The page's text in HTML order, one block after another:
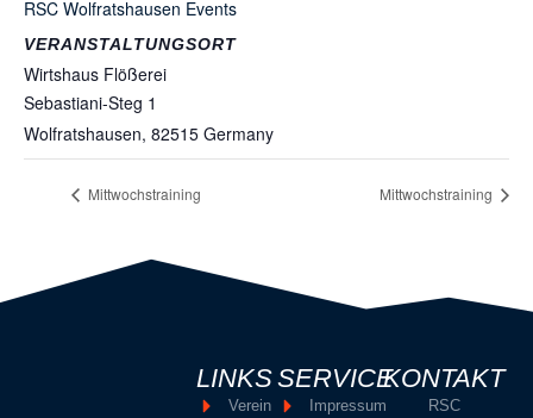
RSC Wolfratshausen Events
VERANSTALTUNGSORT
Wirtshaus Flößerei
Sebastiani-Steg 1
Wolfratshausen, 82515 Germany
Mittwochstraining Mittwochstraining
LINKS
Verein
SERVICE
Impressum
KONTAKT
RSC